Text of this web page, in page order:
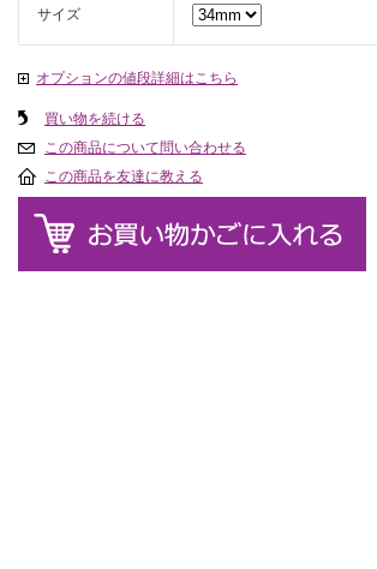
サイズ
オプションの値段詳細はこちら
買い物を続ける
この商品について問い合わせる
この商品を友達に教える